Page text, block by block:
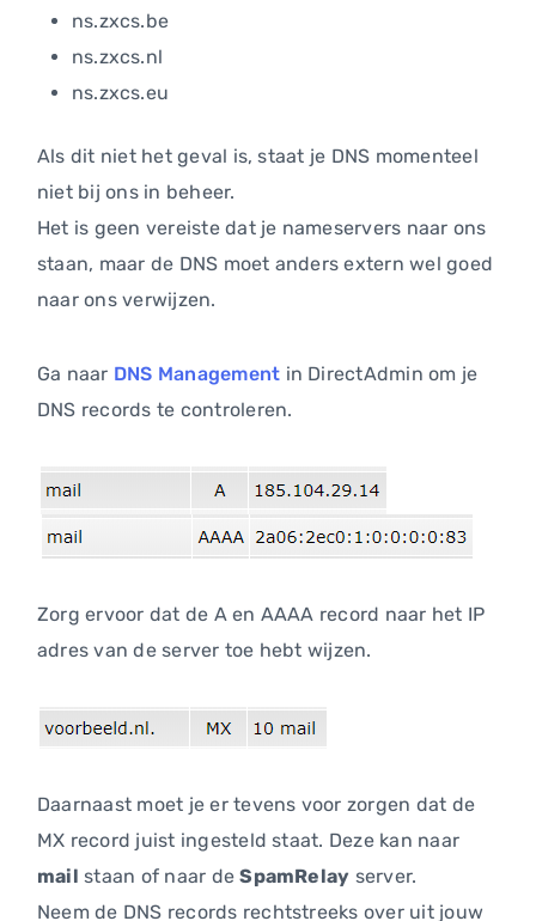
ns.zxcs.be
ns.zxcs.nl
ns.zxcs.eu
Als dit niet het geval is, staat je DNS momenteel
niet bij ons in beheer.
Het is geen vereiste dat je nameservers naar ons
staan, maar de DNS moet anders extern wel goed
naar ons verwijzen.
Ga naar DNS Management in DirectAdmin om je
DNS records te controleren.
Zorg ervoor dat de A en AAAA record naar het IP
adres van de server toe hebt wijzen.
Daarnaast moet je er tevens voor zorgen dat de
MX record juist ingesteld staat. Deze kan naar
mail staan of naar deSpamRelay server.
Neem de DNS records rechtstreeks over uit jouw